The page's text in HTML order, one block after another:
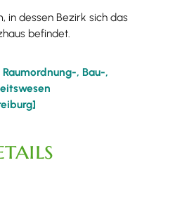
in dessen Bezirk sich das
befindet.
, Bau-,